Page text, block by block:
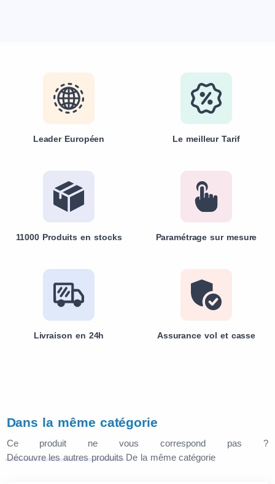
Leader Européen Le meilleur Tarif
11000 Produits en stocks Paramétrage sur mesure
Livraison en 24h Assurance vol et casse
Dans la même catégorie
Ce produit ne vous correspond pas ?
Découvre les autres produits De la même catégorie